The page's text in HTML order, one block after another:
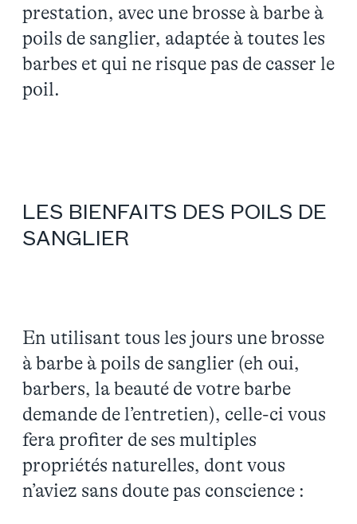
prestation, avec une brosse à barbe à
poils de sanglier, adaptée à toutes les
barbes et qui ne risque pas de casser le
poil.
LES BIENFAITS DES POILS DE
SANGLIER
En utilisant tous les jours une brosse
à barbe à poils de sanglier (eh oui,
barbers, la beauté de votre barbe
demande de l’entretien), celle-ci vous
fera profiter de ses multiples
propriétés naturelles, dont vous
n’aviez sans doute pas conscience :